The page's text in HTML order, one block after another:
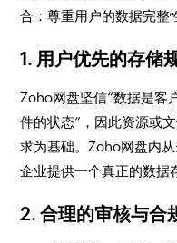
合：尊重用户的数据完整
1. 用户优先的存储
Zoho网盘坚信“数据是客
件的状态”，因此资源或
求为基础。Zoho网盘内
企业提供一个真正的数据
2. 合理的审核与合